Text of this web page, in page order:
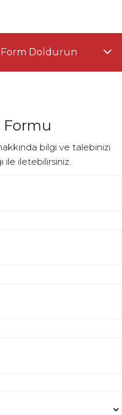
Doldurun
Formu
bilgi ve talebinizi
ile iletebilirsiniz.